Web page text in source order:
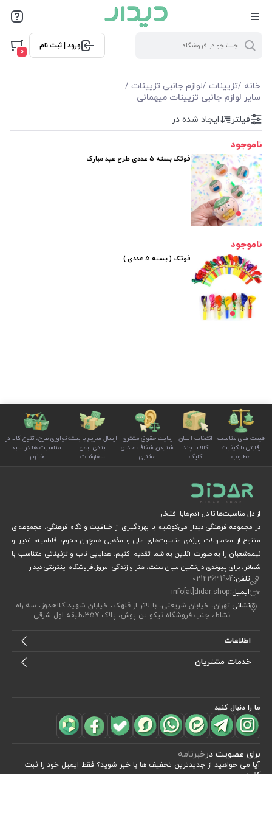
ورود | ثبت نام
0
خانه /تزیینات /لوازم جانبی تزیینات /
سایر لوازم جانبی تزیینات میهمانی
فیلتر بر اساس قیمت
فیلترها
موجودی
نمایش همه محصولات
فیلتر ایجاد شده در
ناموجود
فوتک بسته 5 عددی طرح عید مبارک
ناموجود
فوتک ( بسته 5 عددی )
قیمت های مناسب
رقابتی با کیفیت
مطلوب
انتخاب آسان
کالا با چند
کلیک
رعایت حقوق مشتری
شنیدن شفاف صدای
مشتری
ارسال سریع با بسته
بندی ایمن
سفارشات
نوآوری طرح، تنوع کالا در
مناسبت ها در سبد
خانوار
از دل مناسبت‌ها تا دل آدم‌هابا افتخار
در مجموعه فرهنگی دیدار می‌کوشیم با بهره‌گیری از خلاقیت و نگاه فرهنگی، مجموعه‌ای
متنوع از محصولات ویژه‌ی مناسبت‌های ملی و مذهبی همچون محرم، فاطمیه، غدیر و
نیمه‌شعبان را به صورت آنلاین به شما تقدیم کنیم؛ هدایایی ناب و تزئیناتی متناسب با
شعائر، برای پیوندی دل‌نشین میان سنت، هنر و زندگی امروز.فروشگاه اینترنتی دیدار
تلفن:02122631904
ایمیل:info[at]didar.shop
نشانی:تهران، خیابان شریعتی، با لاتر از قلهک، خیابان شهید کلاهدوز، سه راه
نشاط، جنب فروشگاه نیکو تن پوش، پلاک 357،طبقه اول شرقی
اطلاعات
خدمات مشتریان
ما را دنبال کنید
برای عضویت درخبرنامه
آیا می خواهید از جدید‌ترین تخفیف‌ ها با‌ خبر شوید؟ فقط ایمیل خود را ثبت
کنید